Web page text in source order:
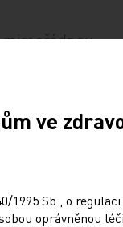
pracovala.
by hovor
ve
Sb., o
oprávněnou